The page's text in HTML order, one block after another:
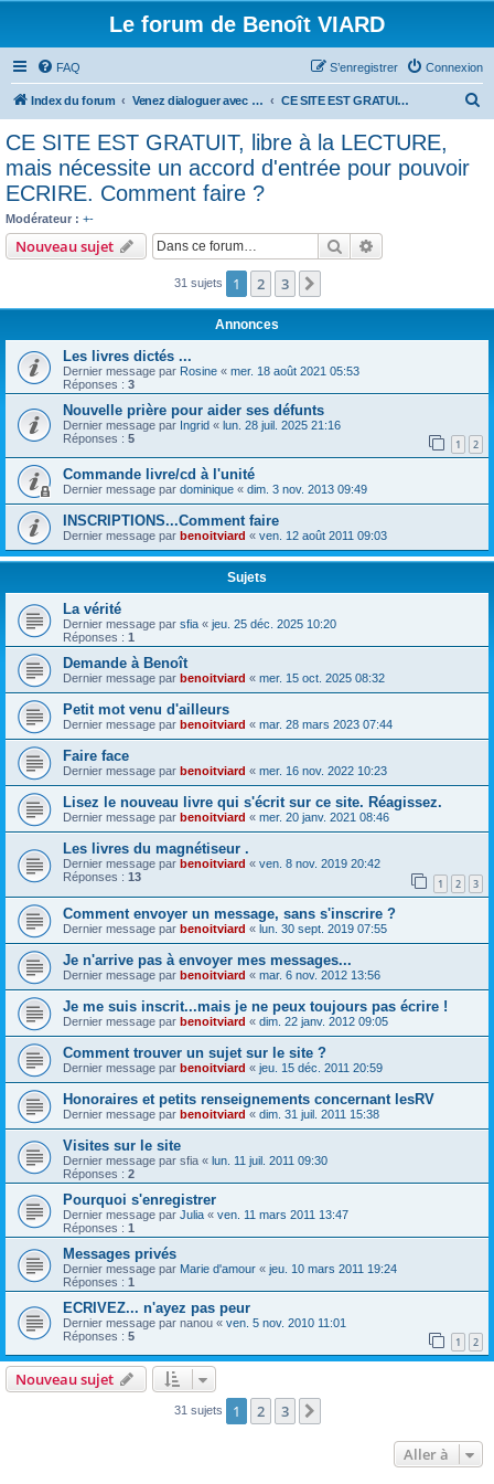
Le forum de Benoît VIARD
FAQ Connexion
S’enregistrer
Index du forum Venez dialoguer avec Benoît Viard CE SITE EST GRATUIT, libre à la LECTURE, mais nécessite un accord d'entrée pour pouvoir ECRIRE. Comment faire ?
e
r
CE SITE EST GRATUIT, libre à la LECTURE,
mais nécessite un accord d'entrée pour pouvoir
ECRIRE. Comment faire ?
Modérateur : +-
Nouveau sujet Rechercher
31 sujets 1 2 3
Annonces
Les livres dictés ...
Dernier message par Rosine « mer. 18 août 2021 05:53
Réponses : 3
Nouvelle prière pour aider ses défunts
Dernier message par Ingrid « lun. 28 juil. 2025 21:16
Réponses : 5 1 2
Commande livre/cd à l'unité
Dernier message par dominique « dim. 3 nov. 2013 09:49
INSCRIPTIONS...Comment faire
Dernier message par benoitviard « ven. 12 août 2011 09:03
Sujets
La vérité
Dernier message par sfia « jeu. 25 déc. 2025 10:20
Réponses : 1
Demande à Benoît
Dernier message par benoitviard « mer. 15 oct. 2025 08:32
Petit mot venu d'ailleurs
Dernier message par benoitviard « mar. 28 mars 2023 07:44
Faire face
Dernier message par benoitviard « mer. 16 nov. 2022 10:23
Lisez le nouveau livre qui s'écrit sur ce site. Réagissez.
Dernier message par benoitviard « mer. 20 janv. 2021 08:46
Les livres du magnétiseur .
Dernier message par benoitviard « ven. 8 nov. 2019 20:42
Réponses : 13 1 2 3
Comment envoyer un message, sans s'inscrire ?
Dernier message par benoitviard « lun. 30 sept. 2019 07:55
Je n'arrive pas à envoyer mes messages...
Dernier message par benoitviard « mar. 6 nov. 2012 13:56
Je me suis inscrit...mais je ne peux toujours pas écrire !
Dernier message par benoitviard « dim. 22 janv. 2012 09:05
Comment trouver un sujet sur le site ?
Dernier message par benoitviard « jeu. 15 déc. 2011 20:59
Honoraires et petits renseignements concernant lesRV
Dernier message par benoitviard « dim. 31 juil. 2011 15:38
Visites sur le site
Dernier message par sfia « lun. 11 juil. 2011 09:30
Réponses : 2
Pourquoi s'enregistrer
Dernier message par Julia « ven. 11 mars 2011 13:47
Réponses : 1
Messages privés
Dernier message par Marie d'amour « jeu. 10 mars 2011 19:24
Réponses : 1
ECRIVEZ... n'ayez pas peur
Dernier message par nanou « ven. 5 nov. 2010 11:01
Réponses : 5 1 2
Nouveau sujet
31 sujets 1 2 3
Aller à